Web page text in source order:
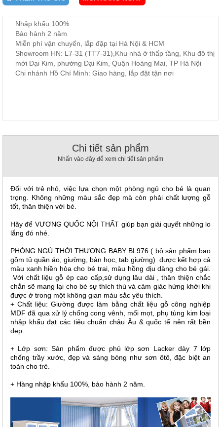
Trí
Nội
Thất
Nhà
Nhập khẩu 100%
Bảo hành 2 năm
Miễn phí vận chuyển, lắp đặp tại Hà Nội & HCM
Showroom HN: L7-31 (TT7-31),Khu nhà ở thấp tầng, Khu đô thị
mới Đại Kim, phường Đại Kim, Quận Hoàng Mai, TP Hà Nội
Chi nhánh Hồ Chí Minh: Giao hàng, lắp đặt tận nơi
Chi tiết sản phẩm
Nhấn vào đây để xem chi tiết sản phẩm
Đối với trẻ nhỏ, việc lựa chọn một phòng ngủ cho bé là quan
trọng. Không những màu sắc đẹp mà còn phải chất lượng gỗ
tốt, thân thiện với bé.
Hãy để VƯƠNG QUỐC NỘI THẤT giúp bạn giải quyết những lo
lắng đó nhé.
PHÒNG NGỦ THỜI THƯỢNG BABY BL976 ( bộ sản phẩm bao
gồm tủ quần áo, giường, bàn học, tab giường) được kết hợp cả
màu xanh hiền hòa cho bé trai, màu hồng dịu dàng cho bé gái.
Với chất liệu gỗ ép cao cấp,sử dụng lâu dài , thân thiện chắc
chắn sẽ mang lại cho bé sự thích thú và cảm giác hứng khởi khi
được ở trong một không gian màu sắc yêu thích.
+ Chất liệu: Giường được làm bằng chất liệu gỗ công nghiệp
MDF đã qua xử lý chống cong vênh, mối mọt, phụ tùng kim loại
nhập khẩu đạt các tiêu chuẩn châu Âu & quốc tế nên rất bền
đẹp.
+ Lớp sơn: Sản phẩm được phủ lớp sơn Lacker dày 7 lớp
chống trầy xước, đẹp và sáng bóng như sơn ôtô, đặc biệt an
toàn cho trẻ.
+ Hàng nhập khẩu 100%, bảo hành 2 năm.